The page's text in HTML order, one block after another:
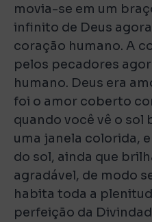
movia-se em um
infinito de Deus
coração humano. A
pelos pecadores
humano. Deus era
foi o amor coberto
quando você vê o sol
uma janela colorida,
do sol, ainda que
agradável, de modo
habita toda a
perfeição da